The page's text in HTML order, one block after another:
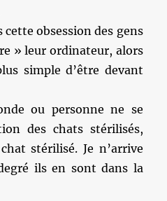
cette obsession des gens
» leur ordinateur, alors
simple d’être devant
ou personne ne se
des chats stérilisés,
stérilisé. Je n’arrive
ils en sont dans la